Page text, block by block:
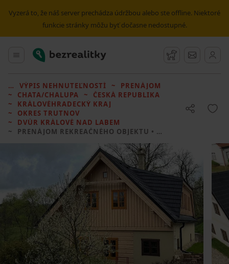
Vyzerá to, že náš server prechádza údržbou alebo ste offline. Niektoré
funkcie stránky môžu byť dočasne nedostupné.
Hlavné menu
Bezrealitky Strážny pes
Správy
VÝPIS NEHNUTEĽNOSTÍ
PRENÁJOM
CHATA/CHALUPA
ČESKÁ REPUBLIKA
KRÁLOVÉHRADECKÝ KRAJ
OKRES TRUTNOV
DVŮR KRÁLOVÉ NAD LABEM
PRENÁJOM REKREAČNÉHO OBJEKTU • 4 LOŽNICE BEZ REALITKY